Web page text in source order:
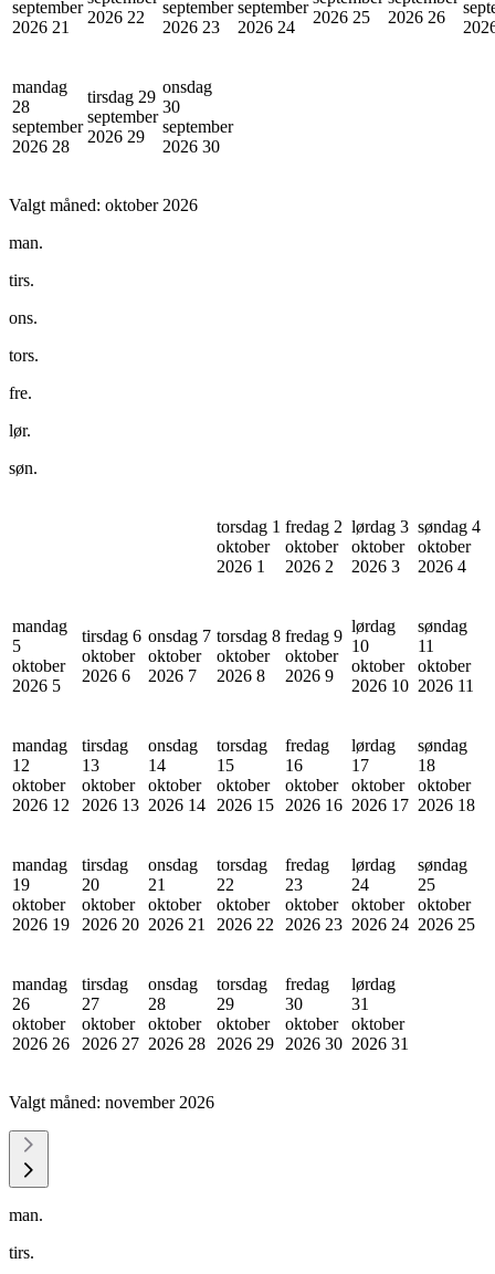
september
2026 21
2026 22
september
2026 23
september
2026 24
2026 25
2026 26
mandag
28
september
2026 28
tirsdag 29
september
2026 29
onsdag
30
september
2026 30
Valgt måned: oktober 2026
man.
tirs.
ons.
tors.
fre.
lør.
søn.
torsdag 1
oktober
2026 1
fredag 2
oktober
2026 2
lørdag 3
oktober
2026 3
søndag 4
oktober
2026 4
mandag
5
oktober
2026 5
tirsdag 6
oktober
2026 6
onsdag 7
oktober
2026 7
torsdag 8
oktober
2026 8
fredag 9
oktober
2026 9
lørdag
10
oktober
2026 10
søndag
11
oktober
2026 11
mandag
12
oktober
2026 12
tirsdag
13
oktober
2026 13
onsdag
14
oktober
2026 14
torsdag
15
oktober
2026 15
fredag
16
oktober
2026 16
lørdag
17
oktober
2026 17
søndag
18
oktober
2026 18
mandag
19
oktober
2026 19
tirsdag
20
oktober
2026 20
onsdag
21
oktober
2026 21
torsdag
22
oktober
2026 22
fredag
23
oktober
2026 23
lørdag
24
oktober
2026 24
søndag
25
oktober
2026 25
mandag
26
oktober
2026 26
tirsdag
27
oktober
2026 27
onsdag
28
oktober
2026 28
torsdag
29
oktober
2026 29
fredag
30
oktober
2026 30
lørdag
31
oktober
2026 31
Valgt måned: november 2026
man.
tirs.